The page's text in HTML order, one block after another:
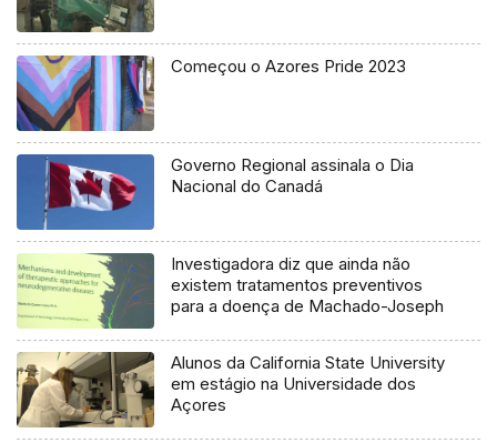
Começou o Azores Pride 2023
Governo Regional assinala o Dia
Nacional do Canadá
Investigadora diz que ainda não
existem tratamentos preventivos
para a doença de Machado-Joseph
Alunos da California State University
em estágio na Universidade dos
Açores